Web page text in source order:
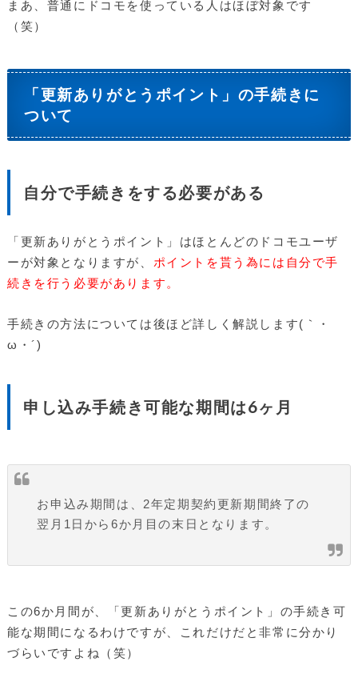
まあ、普通にドコモを使っている人はほぼ対象です
（笑）
「更新ありがとうポイント」の手続きに
ついて
自分で手続きをする必要がある
「更新ありがとうポイント」はほとんどのドコモユーザ
ーが対象となりますが、 ポイントを貰う為には自分で手
続きを行う必要があります。
手続きの方法については後ほど詳しく解説します(｀・
ω・´)ゞ
申し込み手続き可能な期間は6ヶ月
お申込み期間は、2年定期契約更新期間終了の
翌月1日から6か月目の末日となります。
この6か月間が、「更新ありがとうポイント」の手続き可
能な期間になるわけですが、これだけだと非常に分かり
づらいですよね（笑）